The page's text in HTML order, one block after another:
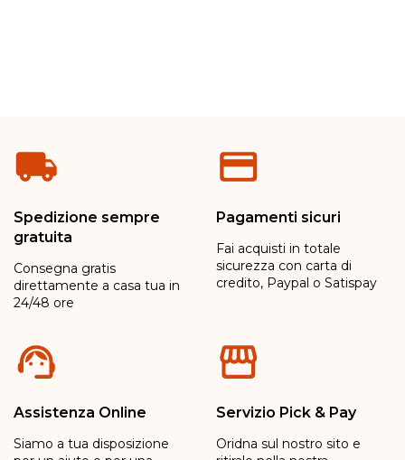
Spedizione sempre
gratuita
Consegna gratis
direttamente a casa tua in
24/48 ore
Pagamenti sicuri
Fai acquisti in totale
sicurezza con carta di
credito, Paypal o Satispay
Assistenza Online
Siamo a tua disposizione
Servizio Pick & Pay
Oridna sul nostro sito e